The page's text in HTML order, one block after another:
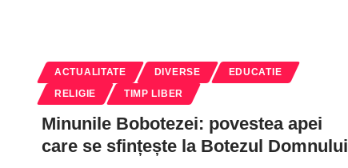
ACTUALITATE DIVERSE EDUCATIE
RELIGIE TIMP LIBER
Minunile Bobotezei: povestea apei
care se sfințește la Botezul Domnului